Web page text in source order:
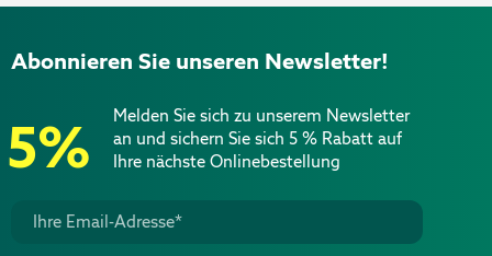
Abonnieren Sie unseren Newsletter!
5%
Melden Sie sich zu unserem Newsletter
an und sichern Sie sich 5 % Rabatt auf
Ihre nächste Onlinebestellung